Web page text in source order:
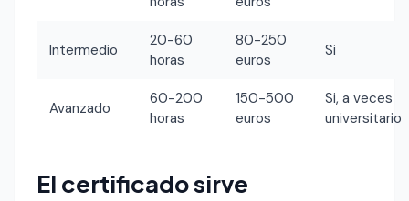
Intermedio
20-60
horas
80-250
euros
Si
Avanzado
60-200
horas
150-500
euros
Si, a veces
universitario
El certificado sirve